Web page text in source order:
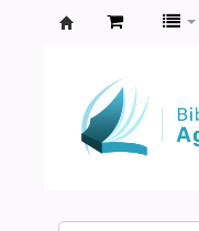
Agamenon
Magalhães